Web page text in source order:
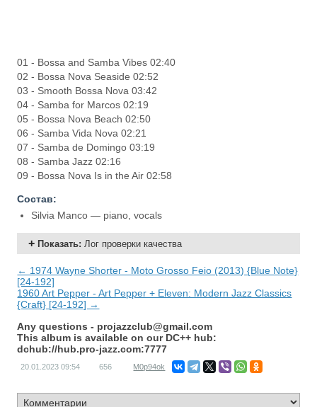
01 - Bossa and Samba Vibes 02:40
02 - Bossa Nova Seaside 02:52
03 - Smooth Bossa Nova 03:42
04 - Samba for Marcos 02:19
05 - Bossa Nova Beach 02:50
06 - Samba Vida Nova 02:21
07 - Samba de Domingo 03:19
08 - Samba Jazz 02:16
09 - Bossa Nova Is in the Air 02:58
Состав:
Silvia Manco — piano, vocals
Показать:Лог проверки качества
← 1974 Wayne Shorter - Moto Grosso Feio (2013) {Blue Note}
[24-192]
1960 Art Pepper - Art Pepper + Eleven: Modern Jazz Classics
{Craft} [24-192] →
Any questions - projazzclub@gmail.com
This album is available on our DC++ hub:
dchub://hub.pro-jazz.com:7777
20.01.2023 09:54 656 M0p94ok